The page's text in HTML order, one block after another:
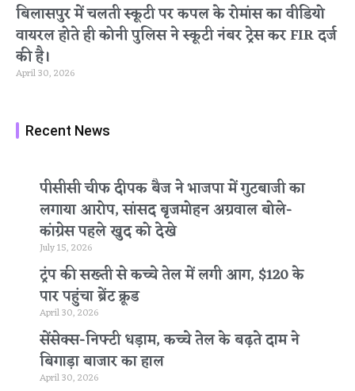
बिलासपुर में चलती स्कूटी पर कपल के रोमांस का वीडियो
वायरल होते ही कोनी पुलिस ने स्कूटी नंबर ट्रेस कर FIR दर्ज
की है।
April 30, 2026
Recent News
पीसीसी चीफ दीपक बैज ने भाजपा में गुटबाजी का
लगाया आरोप, सांसद बृजमोहन अग्रवाल बोले-
कांग्रेस पहले खुद को देखे
July 15, 2026
ट्रंप की सख्ती से कच्चे तेल में लगी आग, $120 के
पार पहुंचा ब्रेंट क्रूड
April 30, 2026
सेंसेक्स-निफ्टी धड़ाम, कच्चे तेल के बढ़ते दाम ने
बिगाड़ा बाजार का हाल
April 30, 2026